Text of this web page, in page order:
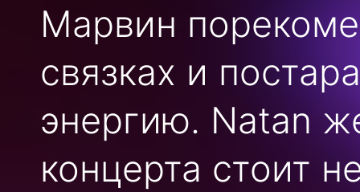
Марвин
связках и
энергию. Natan
концерта стоит